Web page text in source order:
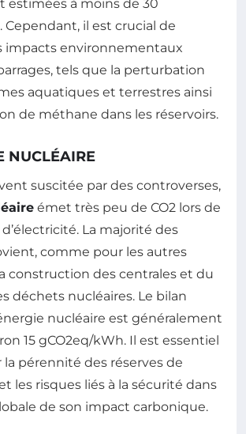
estimées à moins de 30
Cependant, il est crucial de
impacts environnementaux
tels que la perturbation
aquatiques et terrestres ainsi
de méthane dans les réservoirs.
NUCLÉAIRE
suscitée par des controverses,
émet très peu de CO2 lors de
La majorité des
comme pour les autres
construction des centrales et du
déchets nucléaires. Le bilan
nucléaire est généralement
15 gCO2eq/kWh. Il est essentiel
pérennité des réserves de
les risques liés à la sécurité dans
de son impact carbonique.